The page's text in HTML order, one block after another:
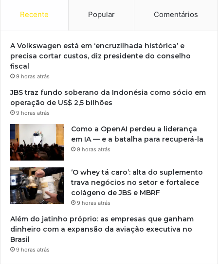
Recente Popular Comentários
A Volkswagen está em ‘encruzilhada histórica’ e
precisa cortar custos, diz presidente do conselho
fiscal
9 horas atrás
JBS traz fundo soberano da Indonésia como sócio em
operação de US$ 2,5 bilhões
9 horas atrás
Como a OpenAI perdeu a liderança
em IA — e a batalha para recuperá-la
9 horas atrás
‘O whey tá caro’: alta do suplemento
trava negócios no setor e fortalece
colágeno de JBS e MBRF
9 horas atrás
Além do jatinho próprio: as empresas que ganham
dinheiro com a expansão da aviação executiva no
Brasil
9 horas atrás